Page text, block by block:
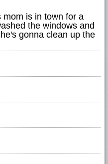
mom is in town for a
the windows and
gonna clean up the